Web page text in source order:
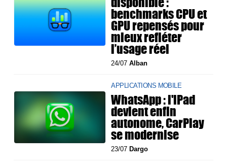
benchmarks CPU et
GPU repensés pour
mieux refléter
l’usage réel
24/07Alban
APPLICATIONS MOBILE
WhatsApp : l'iPad
devient enfin
autonome, CarPlay
se modernise
23/07 Dargo